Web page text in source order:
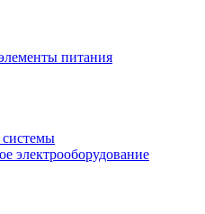
питания
электрооборудование